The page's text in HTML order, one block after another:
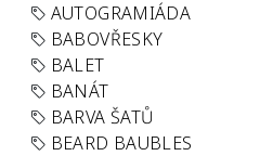
AUTOGRAMIÁDA
BABOVŘESKY
BALET
BANÁT
BARVA ŠATŮ
BEARD BAUBLES